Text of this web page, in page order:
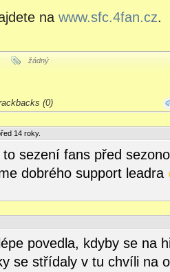
na www.sfc.4fan.cz.
žádný
(0)
14 roky.
sezení fans před
dobrého support leadra
povedla, kdyby se na
se střídaly v tu chvíli na